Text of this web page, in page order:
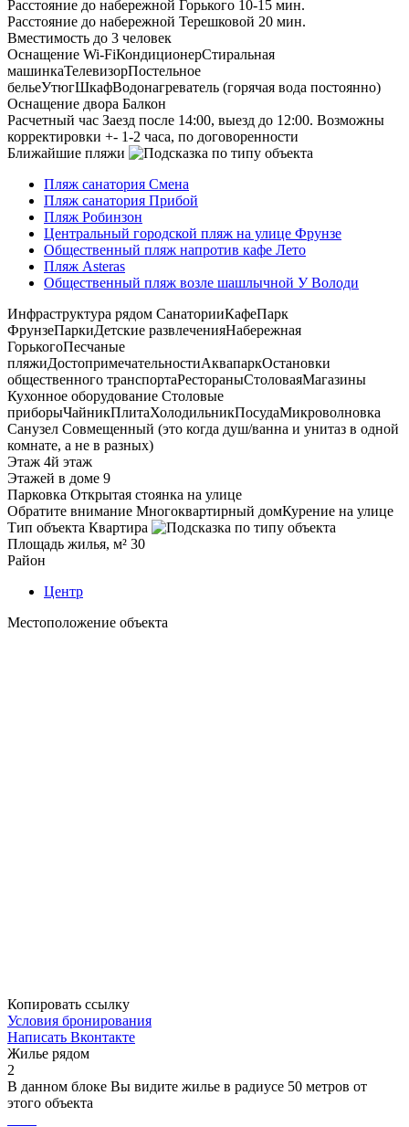
Расстояние до набережной Горького 10-15 мин.
Расстояние до набережной Терешковой 20 мин.
Вместимость до 3 человек
Оснащение Wi-FiКондиционерСтиральная
машинкаТелевизорПостельное
бельеУтюгШкафВодонагреватель (горячая вода постоянно)
Оснащение двора Балкон
Расчетный час Заезд после 14:00, выезд до 12:00. Возможны
корректировки +- 1-2 часа, по договоренности
Ближайшие пляжи
Пляж санатория Смена
Пляж санатория Прибой
Пляж Робинзон
Центральный городской пляж на улице Фрунзе
Общественный пляж напротив кафе Лето
Пляж Asteras
Общественный пляж возле шашлычной У Володи
Инфраструктура рядом СанаторииКафеПарк
ФрунзеПаркиДетские развлеченияНабережная
ГорькогоПесчаные
пляжиДостопримечательностиАквапаркОстановки
общественного транспортаРестораныСтоловаяМагазины
Кухонное оборудование Столовые
приборыЧайникПлитаХолодильникПосудаМикроволновка
Санузел Совмещенный (это когда душ/ванна и унитаз в одной
комнате, а не в разных)
Этаж 4й этаж
Этажей в доме 9
Парковка Открытая стоянка на улице
Обратите внимание Многоквартирный домКурение на улице
Тип объекта Квартира
Площадь жилья, м² 30
Район
Центр
Местоположение объекта
Копировать ссылку
Условия бронирования
Написать Вконтакте
Жилье рядом
2
В данном блоке Вы видите жилье в радиусе 50 метров от
этого объекта